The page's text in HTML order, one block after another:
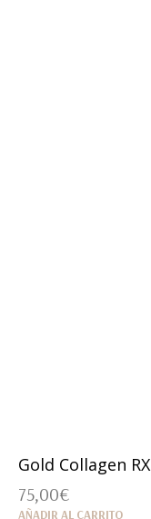
Gold Collagen RX
75,00€
AÑADIR AL CARRITO